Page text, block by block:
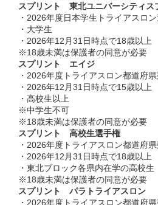
スプリント 東北ユニバーシティス
・2026年度日本学生トライアスロ
・大学生
・2026年12月31日時点で18歳以上
※18歳未満は保護者の同意が必要
スプリント エイジ
・2026年度トライアスロン都道府
・2026年12月31日時点で15歳以上
・高校生以上
※中学生不可
※18歳未満は保護者の同意が必要
スプリント 高校生選手権
・2026年度トライアスロン都道府
・2026年12月31日時点で18歳以上
・東北ブロック各県内在学の高校生
※18歳未満は保護者の同意が必要
スプリント パラトライアスロン
・2026年度トライアスロン都道府